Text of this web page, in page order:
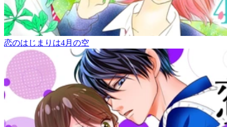
恋のはじまりは4月の空